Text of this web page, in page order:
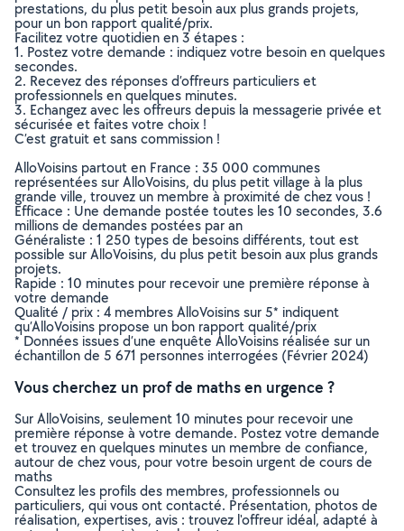
prestations, du plus petit besoin aux plus grands projets,
pour un bon rapport qualité/prix.
Facilitez votre quotidien en 3 étapes :
1. Postez votre demande : indiquez votre besoin en quelques
secondes.
2. Recevez des réponses d’offreurs particuliers et
professionnels en quelques minutes.
3. Echangez avec les offreurs depuis la messagerie privée et
sécurisée et faites votre choix !
C’est gratuit et sans commission !
AlloVoisins partout en France : 35 000 communes
représentées sur AlloVoisins, du plus petit village à la plus
grande ville, trouvez un membre à proximité de chez vous !
Efficace : Une demande postée toutes les 10 secondes, 3.6
millions de demandes postées par an
Généraliste : 1 250 types de besoins différents, tout est
possible sur AlloVoisins, du plus petit besoin aux plus grands
projets.
Rapide : 10 minutes pour recevoir une première réponse à
votre demande
Qualité / prix : 4 membres AlloVoisins sur 5* indiquent
qu’AlloVoisins propose un bon rapport qualité/prix
* Données issues d’une enquête AlloVoisins réalisée sur un
échantillon de 5 671 personnes interrogées (Février 2024)
Vous cherchez un prof de maths en urgence ?
Sur AlloVoisins, seulement 10 minutes pour recevoir une
première réponse à votre demande. Postez votre demande
et trouvez en quelques minutes un membre de confiance,
autour de chez vous, pour votre besoin urgent de cours de
maths
Consultez les profils des membres, professionnels ou
particuliers, qui vous ont contacté. Présentation, photos de
réalisation, expertises, avis : trouvez l'offreur idéal, adapté à